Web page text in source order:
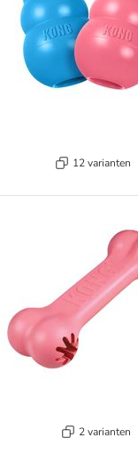
12 varianten
2 varianten